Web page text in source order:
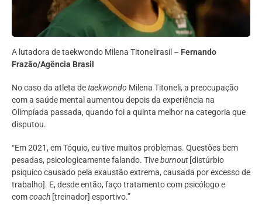
A lutadora de taekwondo Milena Titonelirasil – Fernando
Frazão/Agência Brasil
No caso da atleta detaekwondo Milena Titoneli, a preocupação
com a saúde mental aumentou depois da experiência na
Olimpíada passada, quando foi a quinta melhor na categoria que
disputou.
“Em 2021, em Tóquio, eu tive muitos problemas. Questões bem
pesadas, psicologicamente falando. Tiveburnout[distúrbio
psíquico causado pela exaustão extrema, causada por excesso de
trabalho]. E, desde então, faço tratamento com psicólogo e
comcoach [treinador] esportivo.”